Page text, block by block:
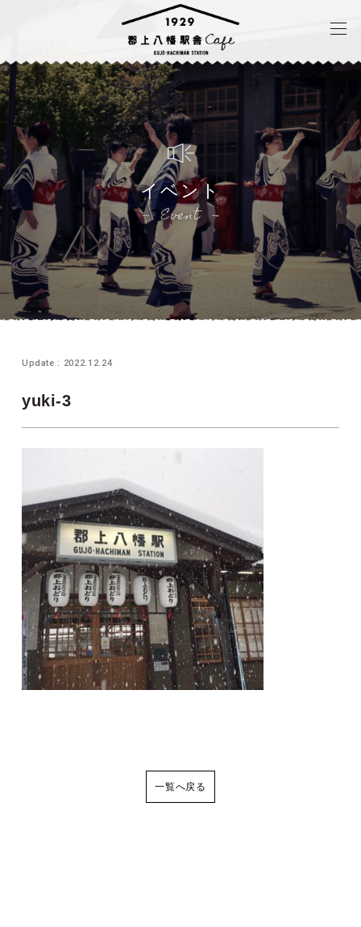
イベント
Event
Update : 2022.12.24
yuki-3
一覧へ戻る